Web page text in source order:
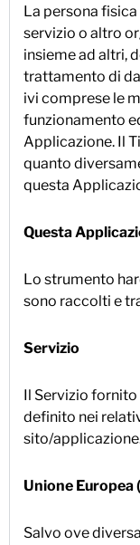
La persona
servizio o altro
insieme ad altri,
trattamento di
ivi comprese le
funzionamento
Applicazione. Il
quanto
questa
Questa
Lo strumento
sono raccolti e
Servizio
Il Servizio
definito nei
sito/
Unione Europea
Salvo ove